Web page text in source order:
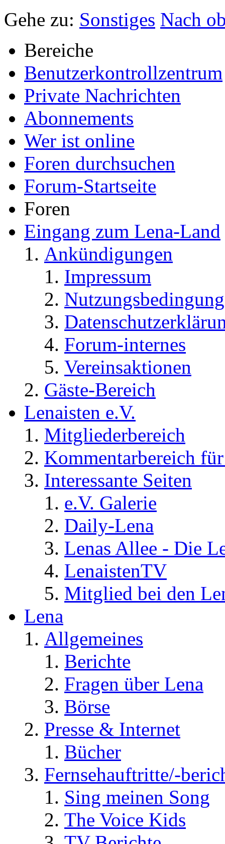
Gehe zu: Sonstiges Nach
Bereiche
Benutzerkontrollzentrum
Private Nachrichten
Abonnements
Wer ist online
Foren durchsuchen
Forum-Startseite
Foren
Eingang zum Lena-Land
Ankündigungen
Impressum
Forum-internes
Vereinsaktionen
Gäste-Bereich
Lenaisten e.V.
Mitgliederbereich
Kommentarbereich
Interessante Seiten
e.V. Galerie
Daily-Lena
Lenas Allee - Die
LenaistenTV
Mitglied bei den
Lena
Allgemeines
Berichte
Fragen über Lena
Börse
Presse & Internet
Bücher
Fernsehauftritte/-
Sing meinen Song
The Voice Kids